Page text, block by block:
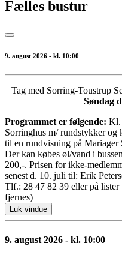
Fælles bustur
9. august 2026 - kl. 10:00
Tag med Sorring-Toustrup
Søndag
Programmet er følgende: Kl.
Sorringhus m/ rundstykker
til en rundvisning på Mariager
Der kan købes øl/vand i
200,-. Prisen for ikke-
senest d. 10. juli til: Erik
Tlf.: 28 47 82 39 eller på lister
fjernes)
Luk vindue
9. august 2026 - kl. 10:00